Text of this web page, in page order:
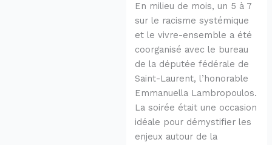
En milieu de mois, un 5 à 7
sur le racisme systémique
et le vivre-ensemble a été
coorganisé avec le bureau
de la députée fédérale de
Saint-Laurent, l’honorable
Emmanuella Lambropoulos.
La soirée était une occasion
idéale pour démystifier les
enjeux autour de la